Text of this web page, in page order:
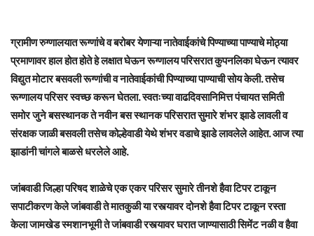
ग्रामीण रुग्णालयात रूग्णांचे व बरोबर येणाऱ्या नातेवाईकांचे पिण्याच्या पाण्याचे मोठ्या
प्रमाणावर हाल होत होते हे लक्षात घेऊन रूग्णालय परिसरात कुपनलिका घेऊन त्यावर
विद्युत मोटार बसवली रूग्णांची व नातेवाईकांची पिण्याच्या पाण्याची सोय केली. तसेच
रूग्णालय परिसर स्वच्छ करून घेतला. स्वतःच्या वाढदिवसानिमित्त पंचायत समिती
समोर जुने बसस्थानक ते नवीन बस स्थानक परिसरात सुमारे शंभर झाडे लावली व
संरक्षक जाळी बसवली तसेच कोल्हेवाडी येथे शंभर वडाचे झाडे लावलेले आहेत. आज त्या
झाडांनी चांगले बाळसे धरलेले आहे.
जांबवाडी जिल्हा परिषद शाळेचे एक एकर परिसर सुमारे तीनशे हैवा टिपर टाकून
सपाटीकरण केले जांबवाडी ते मातकुळी या रस्त्यावर दोनशे हैवा टिपर टाकून रस्ता
केला जामखेड स्मशानभूमी ते जांबवाडी रस्त्यावर घरात जाण्यासाठी सिमेंट नळी व हैवा